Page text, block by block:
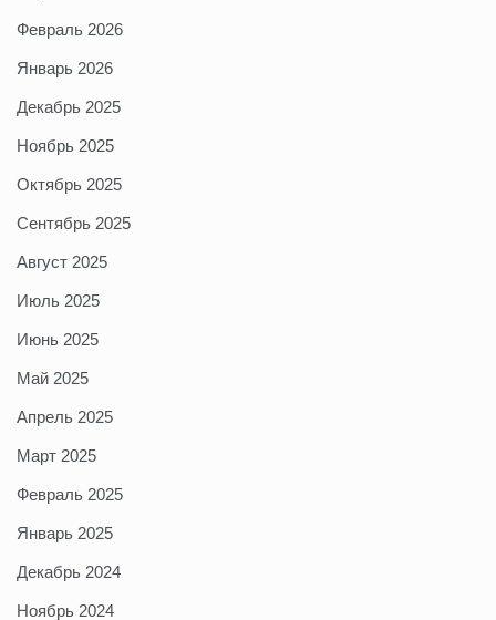
Февраль 2026
Январь 2026
Декабрь 2025
Ноябрь 2025
Октябрь 2025
Сентябрь 2025
Август 2025
Июль 2025
Июнь 2025
Май 2025
Апрель 2025
Март 2025
Февраль 2025
Январь 2025
Декабрь 2024
Ноябрь 2024